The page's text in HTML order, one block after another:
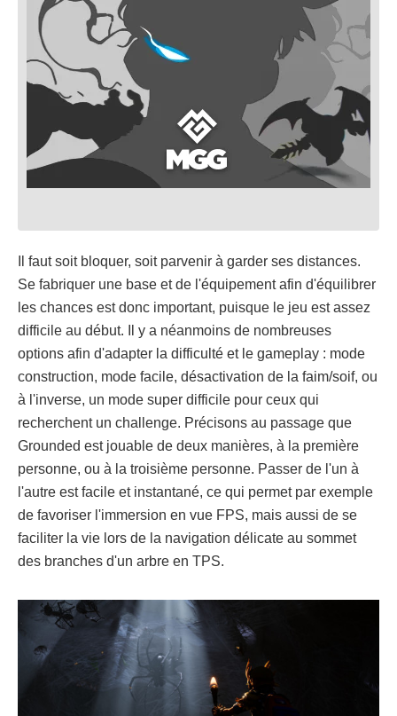
Il faut soit bloquer, soit parvenir à garder ses distances.
Se fabriquer une base et de l'équipement afin d'équilibrer
les chances est donc important, puisque le jeu est assez
difficile au début. Il y a néanmoins de nombreuses
options afin d'adapter la difficulté et le gameplay : mode
construction, mode facile, désactivation de la faim/soif, ou
à l'inverse, un mode super difficile pour ceux qui
recherchent un challenge. Précisons au passage que
Grounded est jouable de deux manières, à la première
personne, ou à la troisième personne. Passer de l'un à
l'autre est facile et instantané, ce qui permet par exemple
de favoriser l'immersion en vue FPS, mais aussi de se
faciliter la vie lors de la navigation délicate au sommet
des branches d'un arbre en TPS.